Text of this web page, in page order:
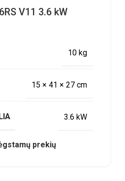
V11 3.6 kW
10 kg
15 × 41 × 27 cm
3.6 kW
prekių